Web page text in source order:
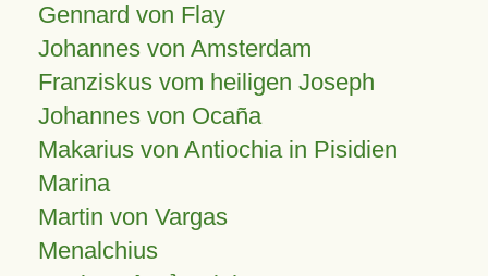
Gennard von Flay
Johannes von Amsterdam
Franziskus vom heiligen Joseph
Johannes von Ocaña
Makarius von Antiochia in Pisidien
Marina
Martin von Vargas
Menalchius